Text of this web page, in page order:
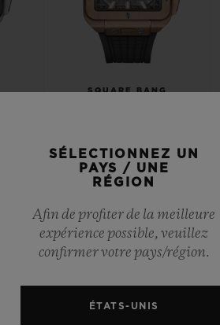
SQUARE BANG
CHF 40,900
SÉLECTIONNEZ UN
PAYS / UNE
RÉGION
Afin de profiter de la meilleure
expérience possible, veuillez
confirmer votre pays/région.
ÉTATS-UNIS